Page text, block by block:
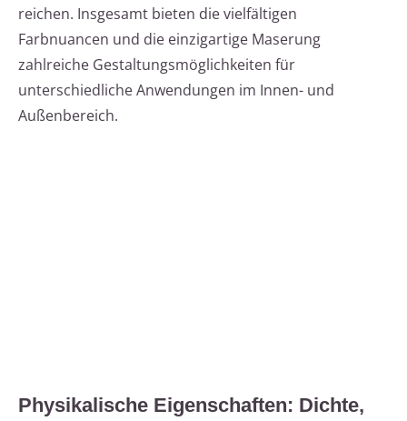
reichen. Insgesamt bieten die vielfältigen
Farbnuancen und die einzigartige Maserung
zahlreiche Gestaltungsmöglichkeiten für
unterschiedliche Anwendungen im Innen- und
Außenbereich.
Physikalische Eigenschaften: Dichte,